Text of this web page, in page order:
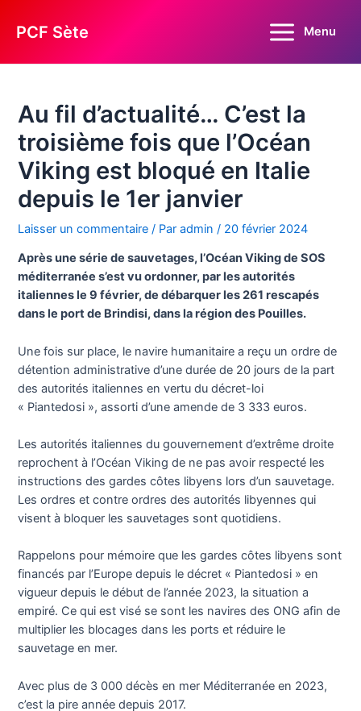
PCF Sète
Main
Menu
Au fil d’actualité… C’est la
troisième fois que l’Océan
Viking est bloqué en Italie
depuis le 1er janvier
Laisser un commentaire / Paradmin/ 20 février 2024
Après une série de sauvetages, l’Océan Viking de SOS
méditerranée s’est vu ordonner, par les autorités
italiennes le 9 février, de débarquer les 2­61 rescapés
dans le port de Brindisi, dans la région des Pouilles.
Une fois sur place, le navire humanitaire a reçu un ordre de
détention administrative d’une durée de 20 jours de la part
des autorités italiennes en vertu du décret-loi
« Piantedosi », assorti d’une amende de 3 333 euros.
Les autorités italiennes du gouvernement d’extrême droite
reprochent à l’Océan Viking de ne pas avoir respecté les
instructions des gardes côtes libyens lors d’un sauvetage.
Les ordres et contre ordres des autorités libyennes qui
visent à bloquer les sauvetages sont quotidiens.
Rappelons pour mémoire que les gardes côtes libyens sont
financés par l’Europe depuis le décret « Piantedosi » en
vigueur depuis le début de l’année 2023, la situation a
empiré. Ce qui est visé se sont les navires des ONG afin de
multiplier les blocages dans les ports et réduire le
sauvetage en mer.
Avec plus de 3 000 décès en mer Méditerranée en 2023,
c’est la pire année depuis 2017.